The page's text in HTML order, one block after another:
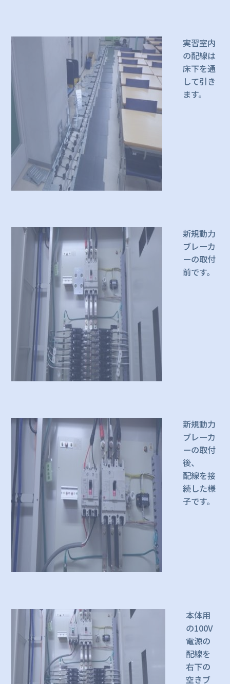
実習室内
の配線は
床下を通
して引き
ます。
新規動力
ブレーカ
ーの取付
前です。
新規動力
ブレーカ
ーの取付
後、
配線を接
続した様
子です。
本体用
の100V
電源の
配線を
右下の
空きブ